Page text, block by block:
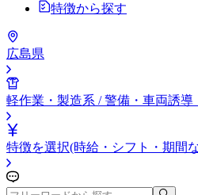
特徴から探す
広島県
軽作業・製造系 / 警備・車両誘導
特徴を選択(時給・シフト・期間